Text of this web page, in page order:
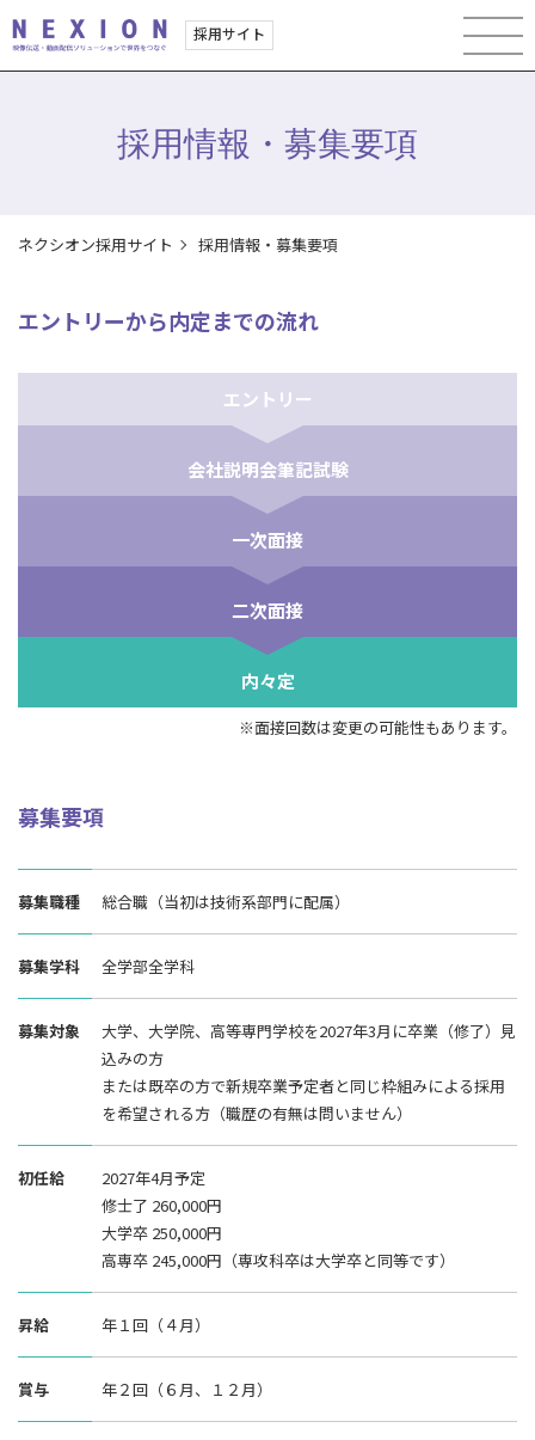
採用サイト
採用情報・募集要項
ネクシオン採用サイト 採用情報・募集要項
エントリーから内定までの流れ
エントリー
会社説明会筆記試験
一次面接
二次面接
内々定
※面接回数は変更の可能性もあります。
募集要項
募集職種 総合職（当初は技術系部門に配属）
募集学科 全学部全学科
募集対象
大学、大学院、高等専門学校を2027年3月に卒業（修了）見
込みの方
または既卒の方で新規卒業予定者と同じ枠組みによる採用
を希望される方（職歴の有無は問いません）
初任給
2027年4月予定
修士了 260,000円
大学卒 250,000円
高専卒 245,000円（専攻科卒は大学卒と同等です）
昇給 年１回（４月）
賞与 年２回（６月、１２月）